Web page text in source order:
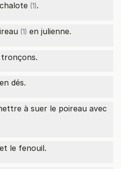
(1).
(1) en julienne.
en dés.
à suer le poireau avec
et le fenouil.